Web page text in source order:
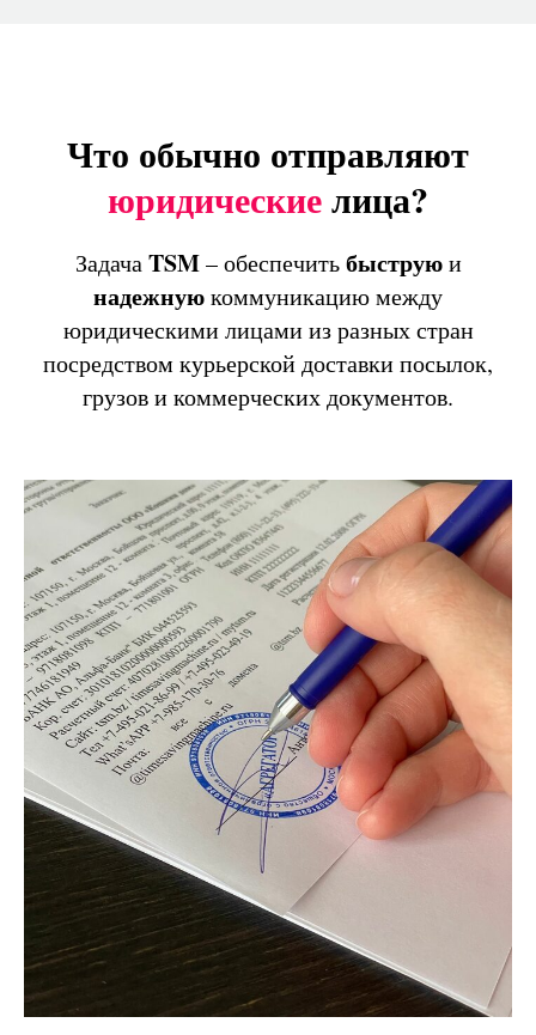
Что обычно отправляют
юридическиелица?
ЗадачаTSM– обеспечитьбыструюи
надежнуюкоммуникацию между
юридическими лицами из разных стран
посредством курьерской доставки посылок,
грузов и коммерческих документов.